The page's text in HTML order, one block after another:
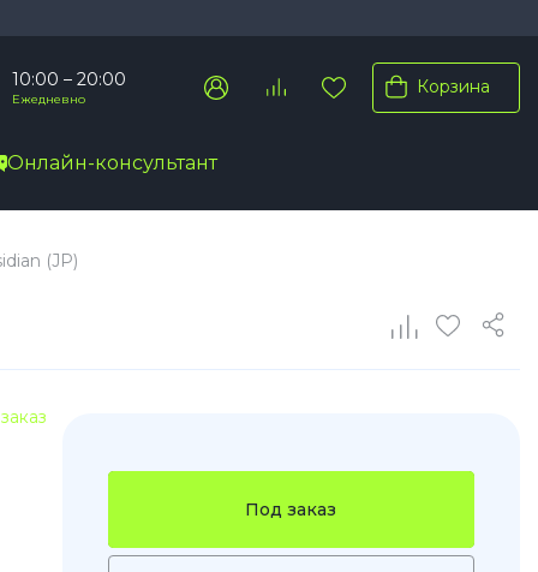
10:00 – 20:00
Ежедневно
Корзина
Онлайн-консультант
Max
(JP)
Под заказ